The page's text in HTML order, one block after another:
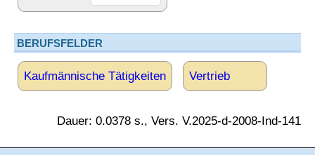
BERUFSFELDER
Kaufmännische Tätigkeiten Vertrieb
Dauer: 0.0378 s., Vers. V.2025-d-2008-Ind-141